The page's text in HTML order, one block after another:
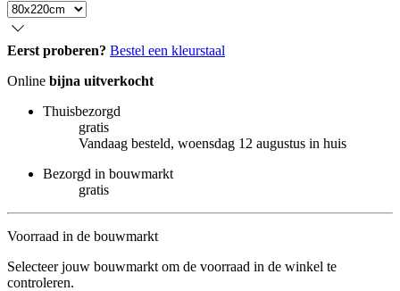
Eerst proberen? Bestel een kleurstaal
Online bijna uitverkocht
Thuisbezorgd
gratis
Vandaag besteld, woensdag 12 augustus in huis
Bezorgd in bouwmarkt
gratis
Voorraad in de bouwmarkt
Selecteer jouw bouwmarkt om de voorraad in de winkel te
controleren.